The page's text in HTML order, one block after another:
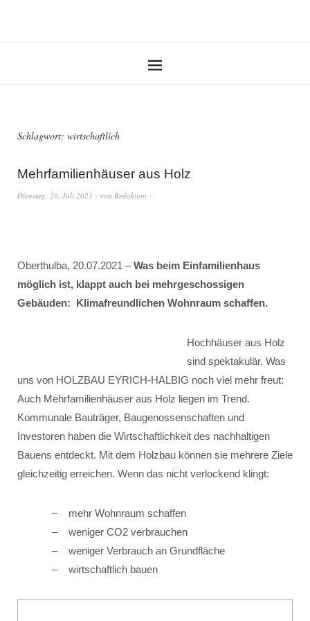
Schlagwort: wirtschaftlich
Mehrfamilienhäuser aus Holz
Dienstag, 20. Juli 2021 von Redaktion
Oberthulba, 20.07.2021 –Was beim Einfamilienhaus
möglich ist, klappt auch bei mehrgeschossigen
Gebäuden: Klimafreundlichen Wohnraum schaffen.
Hochhäuser aus Holz
sind spektakulär. Was
uns von HOLZBAU EYRICH-HALBIG noch viel mehr freut:
Auch Mehrfamilienhäuser aus Holz liegen im Trend.
Kommunale Bauträger, Baugenossenschaften und
Investoren haben die Wirtschaftlichkeit des nachhaltigen
Bauens entdeckt. Mit dem Holzbau können sie mehrere Ziele
gleichzeitig erreichen. Wenn das nicht verlockend klingt:
mehr Wohnraum schaffen
weniger CO2 verbrauchen
weniger Verbrauch an Grundfläche
wirtschaftlich bauen